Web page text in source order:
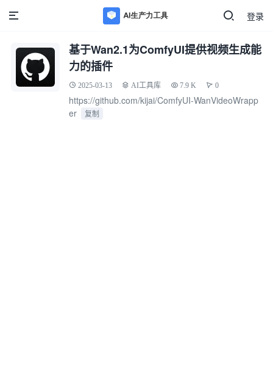
登录
基于Wan2.1为ComfyUI提供视频生成能
力的插件
2025-03-13 AI工具库 7.9 K 0
https://github.com/kijai/ComfyUI-WanVideoWrapp
er
复制